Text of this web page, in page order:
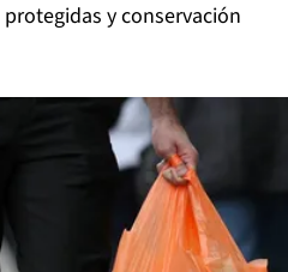
protegidas y conservación